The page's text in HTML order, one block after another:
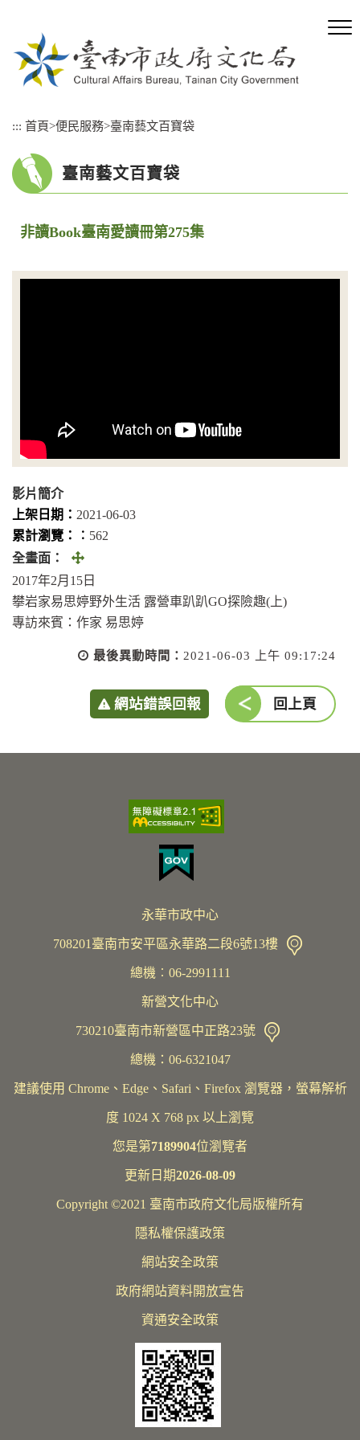
::: 首頁>便民服務>臺南藝文百寶袋
臺南藝文百寶袋
非讀Book臺南愛讀冊第275集
影片簡介
上架日期： 2021-06-03
累計瀏覽：︰ 562
全畫面：
全
畫
面
(另
視
2017年2月15日
攀岩家易思婷野外生活 露營車趴趴GO探險趣(上)
專訪來賓：作家 易思婷
最後異動時間： 2021-06-03 上午 09:17:24
網站錯誤回報 回上頁
永華市政中心
708201臺南市安平區永華路二段6號13樓
總機︰06-2991111
新營文化中心
730210臺南市新營區中正路23號
總機：06-6321047
建議使用 Chrome、Edge、Safari、Firefox 瀏覽器，螢幕解析
度 1024 X 768 px 以上瀏覽
您是第7189904位瀏覽者
更新日期2026-08-09
Copyright ©2021 臺南市政府文化局版權所有
隱私權保護政策
網站安全政策
政府網站資料開放宣告
資通安全政策